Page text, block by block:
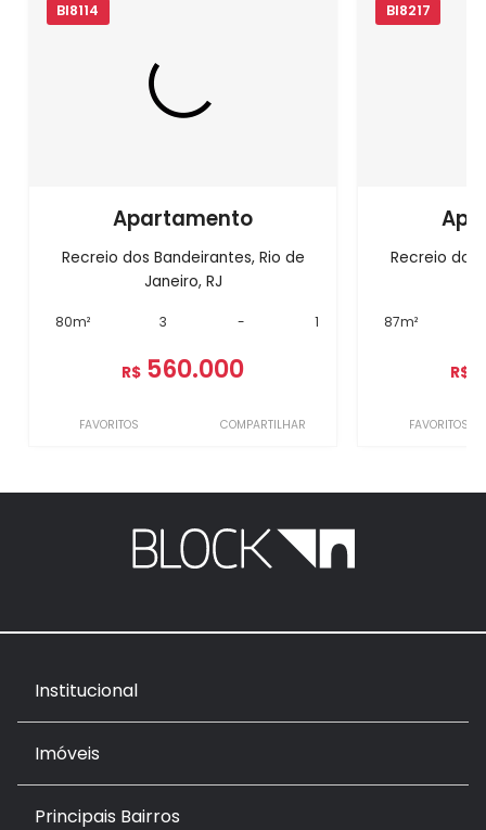
BI8114
Apartamento
Recreio dos Bandeirantes, Rio de
Janeiro, RJ
80m² 3 - 1
R$ 560.000
FAVORITOS COMPARTILHAR
BI8217
Recreio dos
87m²
R$
FAVORITOS
Institucional
Imóveis
Principais Bairros